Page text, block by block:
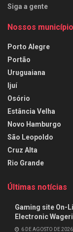
Siga a gente
Nossos
Porto Alegre
Portão
Uruguaiana
Ijuí
Osório
Estância Velha
Novo Hamburgo
São Leopoldo
Cruz Alta
Rio Grande
Últimas notícias
Gaming site On-
Electronic
6 DE AGOSTO DE 2026